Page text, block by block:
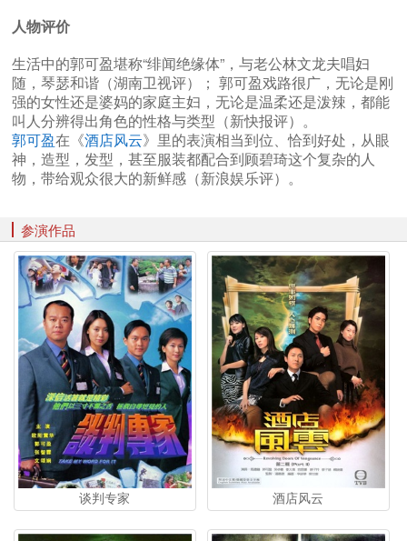
人物评价
生活中的郭可盈堪称“绯闻绝缘体”，与老公林文龙夫唱妇
随，琴瑟和谐（湖南卫视评）； 郭可盈戏路很广，无论是刚
强的女性还是婆妈的家庭主妇，无论是温柔还是泼辣，都能
叫人分辨得出角色的性格与类型（新快报评）。
郭可盈在《酒店风云》里的表演相当到位、恰到好处，从眼
神，造型，发型，甚至服装都配合到顾碧琦这个复杂的人
物，带给观众很大的新鲜感（新浪娱乐评）。
参演作品
谈判专家 酒店风云